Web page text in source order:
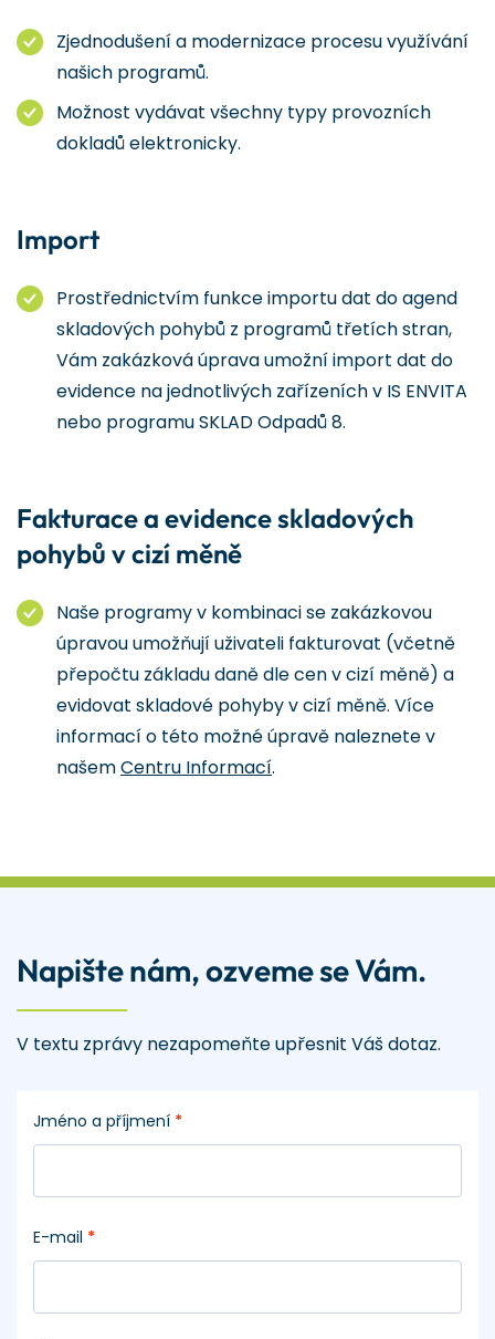
Zjednodušení a modernizace procesu využívání
našich programů.
Možnost vydávat všechny typy provozních
dokladů elektronicky.
Import
Prostřednictvím funkce importu dat do agend
skladových pohybů z programů třetích stran,
Vám zakázková úprava umožní import dat do
evidence na jednotlivých zařízeních v IS ENVITA
nebo programu SKLAD Odpadů 8.
Fakturace a evidence skladových
pohybů v cizí měně
Naše programy v kombinaci se zakázkovou
úpravou umožňují uživateli fakturovat (včetně
přepočtu základu daně dle cen v cizí měně) a
evidovat skladové pohyby v cizí měně. Více
informací o této možné úpravě naleznete v
našemCentru Informací.
Napište nám, ozveme se Vám.
V textu zprávy nezapomeňte upřesnit Váš dotaz.
Jméno a příjmení *
E-mail *